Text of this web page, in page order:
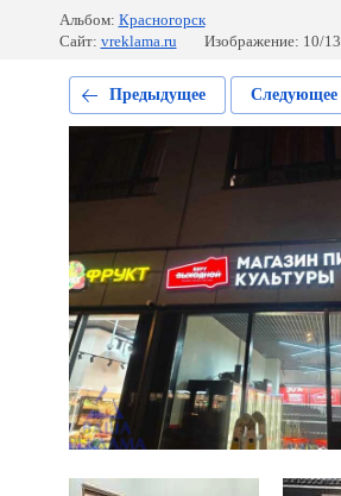
Альбом: Красногорск
Сайт: vreklama.ru Изображение: 10/13
Предыдущее Следующее